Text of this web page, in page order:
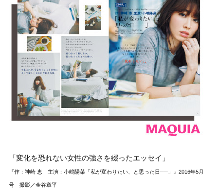
「変化を恐れない女性の強さを綴ったエッセイ」
『作：神崎 恵 主演：小嶋陽菜「私が変わりたい、と思った日──」』2016年5月
号 撮影／金谷章平